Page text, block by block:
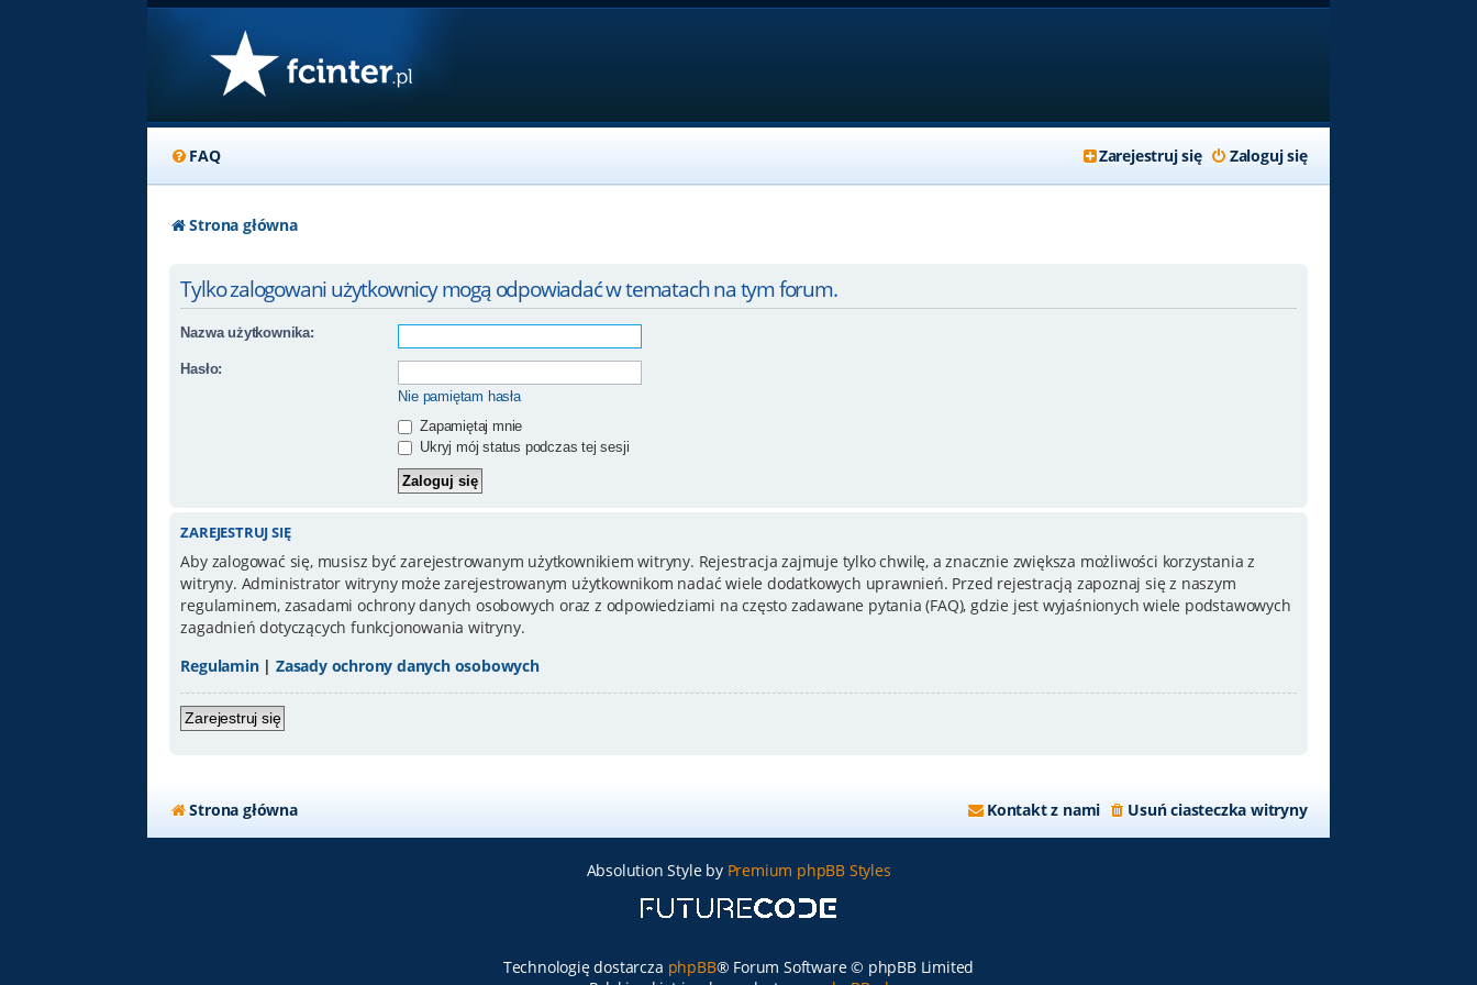
FAQ Zaloguj się
Zarejestruj się
Strona główna
Tylko zalogowani użytkownicy mogą odpowiadać w tematach na tym forum.
Nazwa użytkownika:
Hasło:
Nie pamiętam hasła
Zapamiętaj mnie
Ukryj mój status podczas tej sesji
ZAREJESTRUJ SIĘ
Aby zalogować się, musisz być zarejestrowanym użytkownikiem witryny. Rejestracja zajmuje tylko chwilę, a znacznie zwiększa możliwości korzystania z
witryny. Administrator witryny może zarejestrowanym użytkownikom nadać wiele dodatkowych uprawnień. Przed rejestracją zapoznaj się z naszym
regulaminem, zasadami ochrony danych osobowych oraz z odpowiedziami na często zadawane pytania (FAQ), gdzie jest wyjaśnionych wiele podstawowych
zagadnień dotyczących funkcjonowania witryny.
Regulamin|Zasady ochrony danych osobowych
Zarejestruj się
Strona główna Usuń ciasteczka witryny
Kontakt z nami
Absolution Style by Premium phpBB Styles
Technologię dostarcza phpBB® Forum Software © phpBB Limited